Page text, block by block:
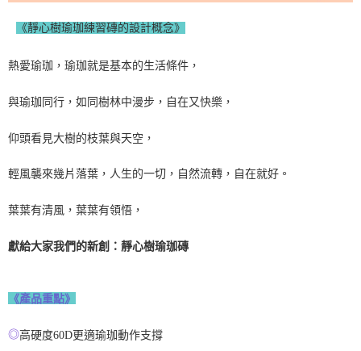
《靜心樹瑜珈練習磚的設計概念》
熱愛瑜珈，瑜珈就是基本的生活條件，
與瑜珈同行，如同樹林中漫步，自在又快樂，
仰頭看見大樹的枝葉與天空，
輕風襲來幾片落葉，人生的一切，自然流轉，自在就好。
葉葉有清風，葉葉有領悟，
獻給大家我們的新創：靜心樹瑜珈磚
《產品重點》
◎高硬度60D更適瑜珈動作支撐